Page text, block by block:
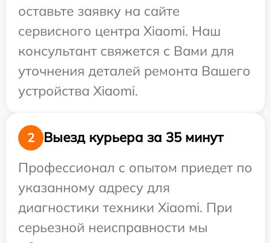
оставьте заявку на сайте
сервисного центра Xiaomi. Наш
консультант свяжется с Вами для
уточнения деталей ремонта Вашего
устройства Xiaomi.
2
Выезд курьера за 35 минут
Профессионал с опытом приедет по
указанному адресу для
диагностики техники Xiaomi. При
серьезной неисправности мы